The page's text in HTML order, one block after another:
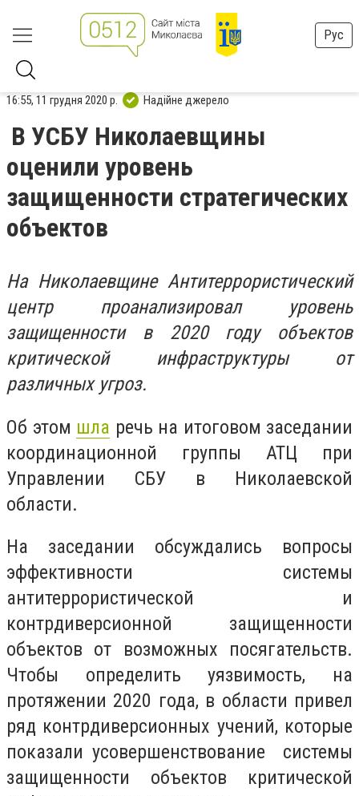
Рус
16:55, 11 грудня 2020 р. Надійне джерело
В УСБУ Николаевщины
оценили уровень
защищенности стратегических
объектов
На Николаевщине Антитеррористический
центр проанализировал уровень
защищенности в 2020 году объектов
критической инфраструктуры от
различных угроз.
Об этом шла речь на итоговом заседании
координационной группы АТЦ при
Управлении СБУ в Николаевской
области.
На заседании обсуждались вопросы
эффективности системы
антитеррористической и
контрдиверсионной защищенности
объектов от возможных посягательств.
Чтобы определить уязвимость, на
протяжении 2020 года, в области привел
ряд контрдиверсионных учений, которые
показали усовершенствование системы
защищенности объектов критической